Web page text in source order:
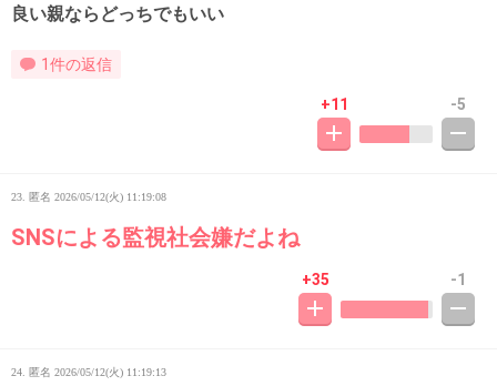
良い親ならどっちでもいい
1件の返信
+11 -5
23. 匿名 2026/05/12(火) 11:19:08
SNSによる監視社会嫌だよね
+35 -1
24. 匿名 2026/05/12(火) 11:19:13